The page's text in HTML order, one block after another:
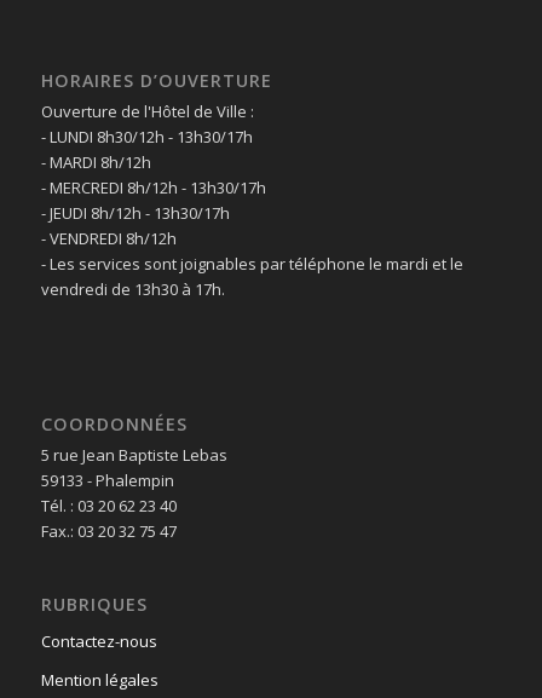
HORAIRES D’OUVERTURE
Ouverture de l'Hôtel de Ville :
- LUNDI 8h30/12h - 13h30/17h
- MARDI 8h/12h
- MERCREDI 8h/12h - 13h30/17h
- JEUDI 8h/12h - 13h30/17h
- VENDREDI 8h/12h
- Les services sont joignables par téléphone le mardi et le
vendredi de 13h30 à 17h.
COORDONNÉES
5 rue Jean Baptiste Lebas
59133 - Phalempin
Tél. : 03 20 62 23 40
Fax.: 03 20 32 75 47
RUBRIQUES
Contactez-nous
Mention légales